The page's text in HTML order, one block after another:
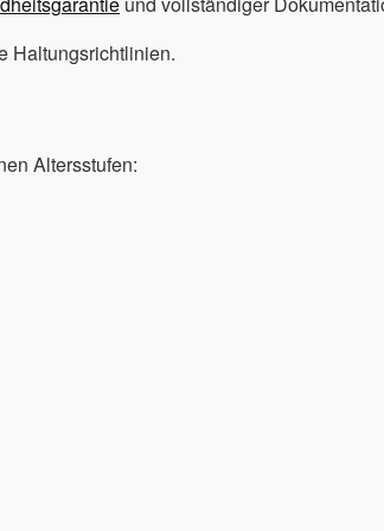
Haltungsrichtlinien.
Altersstufen: